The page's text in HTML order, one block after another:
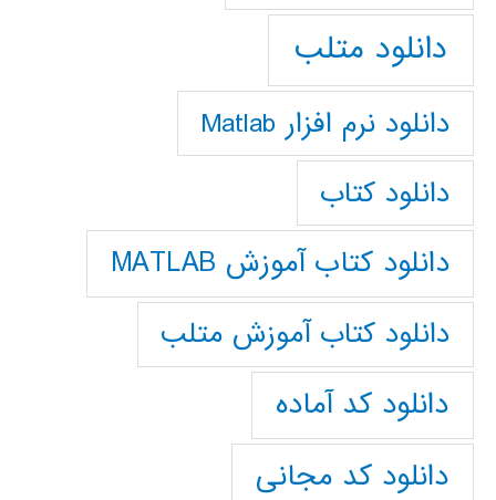
دانلود متلب
دانلود نرم افزار Matlab
دانلود کتاب
دانلود کتاب آموزش MATLAB
دانلود کتاب آموزش متلب
دانلود کد آماده
دانلود کد مجانی